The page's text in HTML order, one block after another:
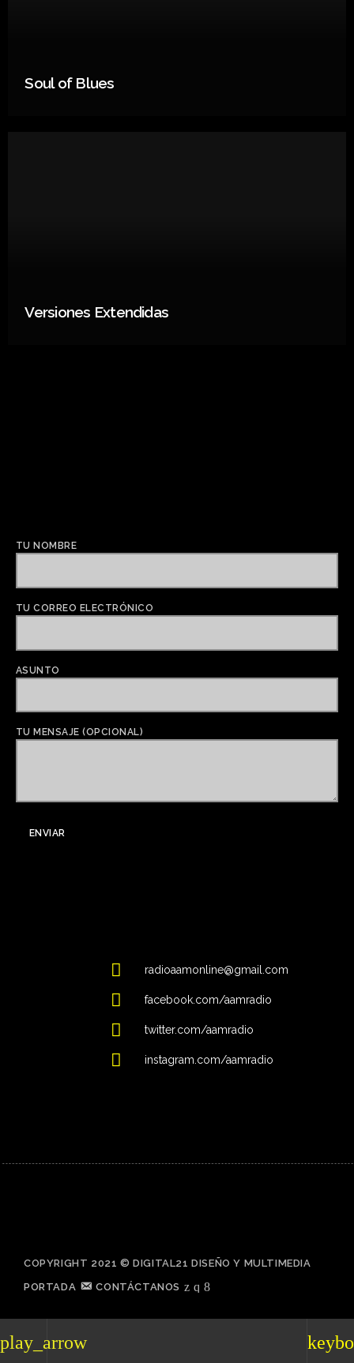
play_arrow
Soul of Blues
Versiones Extendidas
TU NOMBRE
TU CORREO ELECTRÓNICO
ASUNTO
TU MENSAJE (OPCIONAL)
radioaamonline@gmail.com
facebook.com/aamradio
twitter.com/aamradio
instagram.com/aamradio
COPYRIGHT 2021 © DIGITAL21 DISEÑO Y MULTIMEDIA
PORTADA
CONTÁCTANOS